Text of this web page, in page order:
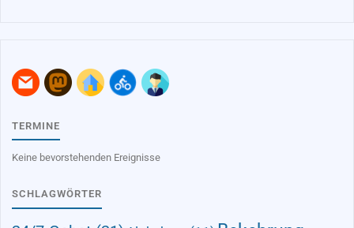
TERMINE
Keine bevorstehenden Ereignisse
SCHLAGWÖRTER